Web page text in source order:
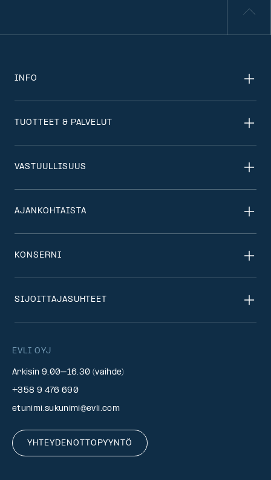
EVLI OYJ
Arkisin 9.00–16.30 (vaihde)
+358 9 476 690
etunimi.sukunimi@evli.com
YHTEYDENOTTOPYYNTÖ
INFO
TUOTTEET & PALVELUT
VASTUULLISUUS
AJANKOHTAISTA
KONSERNI
SIJOITTAJASUHTEET